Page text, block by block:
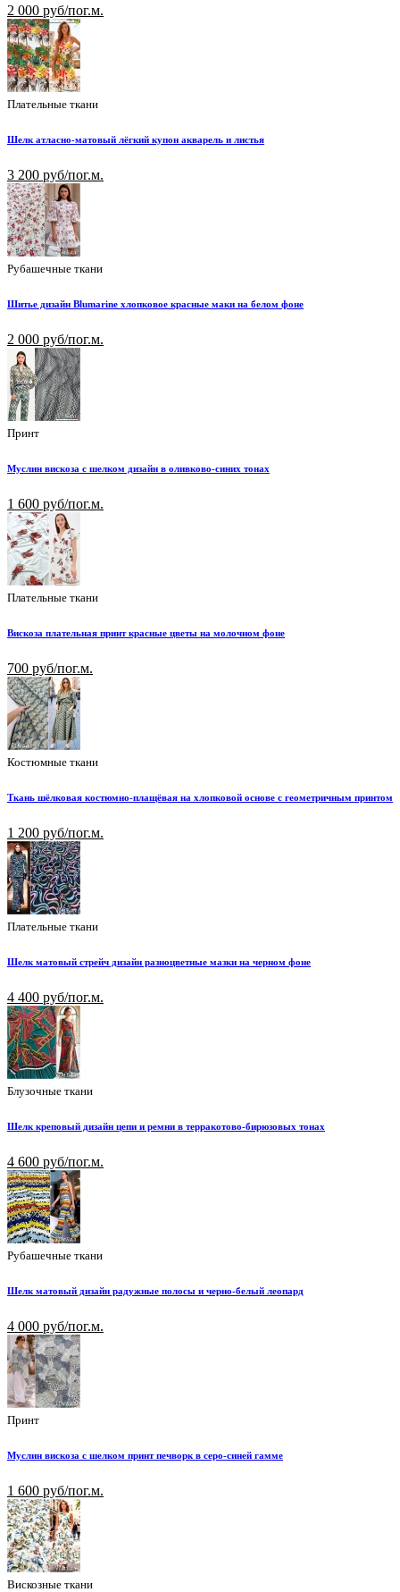
2 000 руб/пог.м.
Плательные ткани
Шелк атласно-матовый лёгкий купон акварель и листья
3 200 руб/пог.м.
Рубашечные ткани
Шитье дизайн Blumarine хлопковое красные маки на белом фоне
2 000 руб/пог.м.
Принт
Муслин вискоза с шелком дизайн в оливково-синих тонах
1 600 руб/пог.м.
Плательные ткани
Вискоза плательная принт красные цветы на молочном фоне
700 руб/пог.м.
Костюмные ткани
Ткань шёлковая костюмно-плащёвая на хлопковой основе с геометричным принтом
1 200 руб/пог.м.
Плательные ткани
Шелк матовый стрейч дизайн разноцветные мазки на черном фоне
4 400 руб/пог.м.
Блузочные ткани
Шелк креповый дизайн цепи и ремни в терракотово-бирюзовых тонах
4 600 руб/пог.м.
Рубашечные ткани
Шелк матовый дизайн радужные полосы и черно-белый леопард
4 000 руб/пог.м.
Принт
Муслин вискоза с шелком принт печворк в серо-синей гамме
1 600 руб/пог.м.
Вискозные ткани